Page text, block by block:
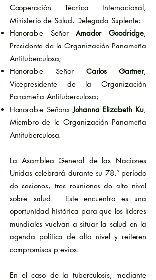
Cooperación Técnica Internacional,
Ministerio de Salud, Delegada Suplente;
Honorable SeñorAmador Goodridge,
Presidente de la Organización Panameña
Antituberculosa;
Honorable Señor Carlos Gartner,
Vicepresidente de la Organización
Panameña Antituberculosa;
Honorable SeñoraJohanna Elizabeth Ku,
Miembro de la Organización Panameña
Antituberculosa.
La Asamblea General de las Naciones
Unidas celebrará durante su 78.º período
de sesiones, tres reuniones de alto nivel
sobre salud. Este encuentro es una
oportunidad histórica para que los líderes
mundiales vuelvan a situar la salud en la
agenda política de alto nivel y reiteren
compromisos previos.
En el caso de la tuberculosis, mediante